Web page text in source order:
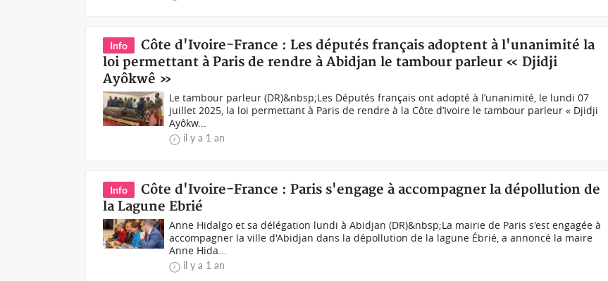
Info
Côte d'Ivoire-France : Les députés français adoptent à l'unanimité la
loi permettant à Paris de rendre à Abidjan le tambour parleur « Djidji
Ayôkwê »
Le tambour parleur (DR)&nbsp;Les Députés français ont adopté à l’unanimité, le lundi 07
juillet 2025, la loi permettant à Paris de rendre à la Côte d’Ivoire le tambour parleur « Djidji
Ayôkw...
il y a 1 an
Info
Côte d'Ivoire-France : Paris s'engage à accompagner la dépollution de
la Lagune Ebrié
Anne Hidalgo et sa délégation lundi à Abidjan (DR)&nbsp;La mairie de Paris s'est engagée à
accompagner la ville d'Abidjan dans la dépollution de la lagune Ébrié, a annoncé la maire
Anne Hida...
il y a 1 an